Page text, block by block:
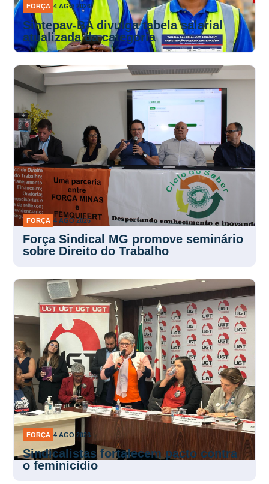
FORÇA 4 AGO 2026
Sintepav-BA divulga tabela salarial
atualizada da categoria
FORÇA 4 AGO 2026
Força Sindical MG promove seminário
sobre Direito do Trabalho
FORÇA 4 AGO 2026
Sindicalistas fortalecem pacto contra
o feminicídio